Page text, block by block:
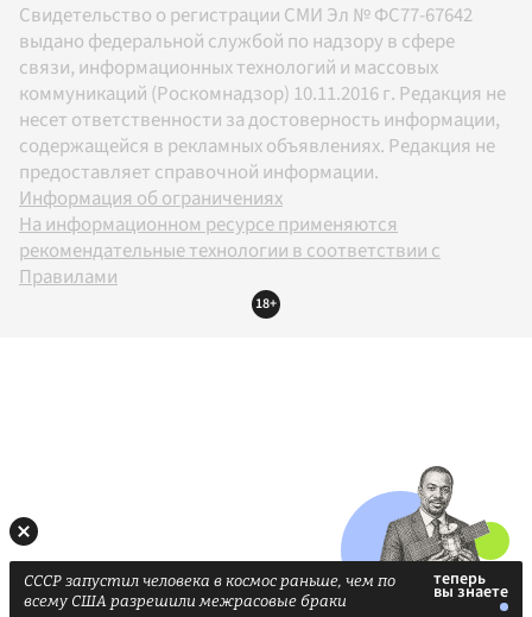
Свидетельство о регистрации СМИ Эл № ФС77-67642
выдано федеральной службой по надзору в сфере
связи, информационных технологий и массовых
коммуникаций (Роскомнадзор) 10.11.2016 г. Редакция не
несет ответственности за достоверность информации,
содержащейся в рекламных объявлениях. Редакция не
предоставляет справочной информации.
Информация об ограничениях
На информационном ресурсе применяются
рекомендательные технологии в соответствии с
Правилами
18+
СССР запустил человека в космос раньше, чем по
всему США разрешили межрасовые браки